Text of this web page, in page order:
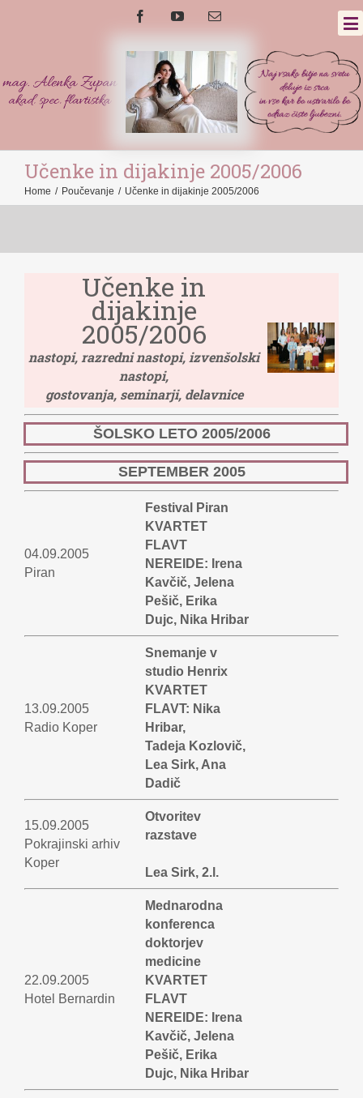
Učenke in dijakinje 2005/2006
Home / Poučevanje / Učenke in dijakinje 2005/2006
Učenke in
dijakinje
2005/2006
nastopi, razredni nastopi, izvenšolski
nastopi,
gostovanja, seminarji, delavnice
ŠOLSKO LETO 2005/2006
SEPTEMBER 2005
04.09.2005
Piran
Festival Piran
KVARTET
FLAVT
NEREIDE: Irena
Kavčič, Jelena
Pešič, Erika
Dujc, Nika Hribar
13.09.2005
Radio Koper
Snemanje v
studio Henrix
KVARTET
FLAVT: Nika
Hribar,
Tadeja Kozlovič,
Lea Sirk, Ana
Dadič
15.09.2005
Pokrajinski arhiv
Koper
Otvoritev
razstave
Lea Sirk, 2.l.
22.09.2005
Hotel Bernardin
Mednarodna
konferenca
doktorjev
medicine
KVARTET
FLAVT
NEREIDE: Irena
Kavčič, Jelena
Pešič, Erika
Dujc, Nika Hribar